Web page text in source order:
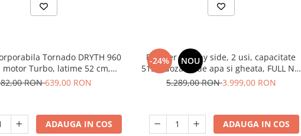
Tornado DRYTH 960
1 motor Turbo, latime 52 cm,
960 m3/ora, filtru anti-grasimi
RON639,00 RON
ADAUGA IN COS
-24% NOU
Frigider side by side, 2 usi, capacitate
513L, dozator de apa si gheata, FULL NO
FROST, afisaj LCD, dual inverter,Samus
5.289,00 RON3.999,00 RON
ADAUGA IN COS